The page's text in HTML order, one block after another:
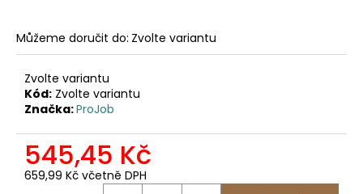
Můžeme doručit do: Zvolte variantu
Zvolte variantu
Kód: Zvolte variantu
Značka:ProJob
545,45 Kč
659,99 Kč včetně DPH
e
2030
PRACOVNÍ
FUNKČNÍ
247,11
Kč